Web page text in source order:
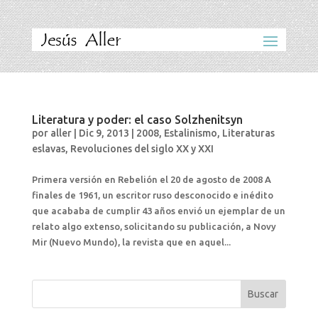
Literatura y poder: el caso Solzhenitsyn
por aller| Dic 9, 2013 2008, Estalinismo, Literaturas
eslavas, Revoluciones del siglo XX y XXI
Primera versión en Rebelión el 20 de agosto de 2008 A
finales de 1961, un escritor ruso desconocido e inédito
que acababa de cumplir 43 años envió un ejemplar de un
relato algo extenso, solicitando su publicación, a Novy
Mir (Nuevo Mundo), la revista que en aquel...
Buscar